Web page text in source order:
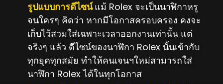
รูปแบบการดีไซน์แม้ Rolex จะเป็นนาฬิกาหรู
จนใครๆ คิดว่า หากมีโอกาสครอบครอง คงจะ
เก็บไว้สวมใส่เฉพาะเวลาออกงานเท่านั้น แต่
จริงๆ แล้ว ดีไซน์ของนาฬิกา Rolex นั้นเข้ากับ
ทุกยุคทุกสมัย ทำให้คนเจนฯใหม่สามารถใส่
นาฬิกา Rolex ได้ในทุกโอกาส